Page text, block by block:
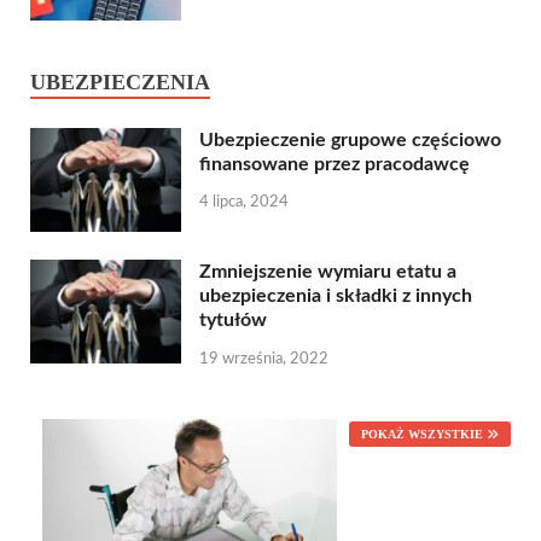
UBEZPIECZENIA
Ubezpieczenie grupowe częściowo
finansowane przez pracodawcę
4 lipca, 2024
Zmniejszenie wymiaru etatu a
ubezpieczenia i składki z innych
tytułów
19 września, 2022
POKAŻ WSZYSTKIE